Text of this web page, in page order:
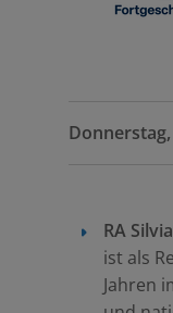
RA
ist als
Jahren